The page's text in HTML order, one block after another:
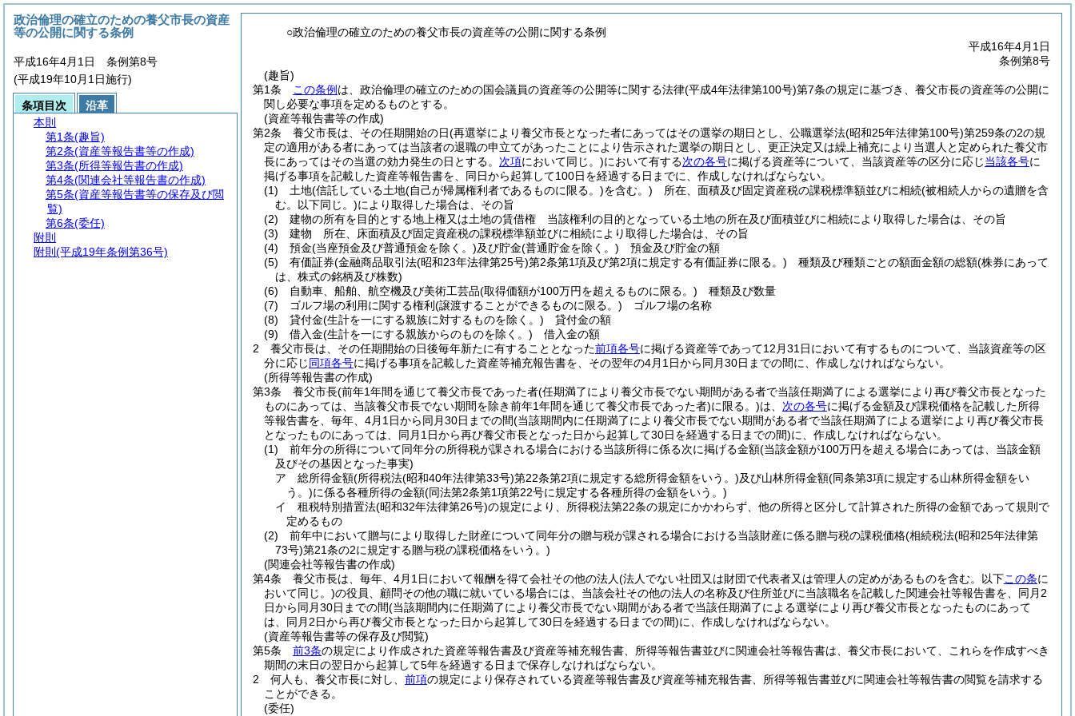
○政治倫理の確立のための養父市長の資産等の公開に関する条例
平成16年4月1日
条例第8号
(趣旨)
第1条
この条例 は、政治倫理の確立のための国会議員の資産等の公開等に関する法律(平成4年法律第100号)第7条の規定に基づき、養父市長の資産等の公開に
関し必要な事項を定めるものとする。
(資産等報告書等の作成)
第2条
養父市長は、その任期開始の日(再選挙により養父市長となった者にあってはその選挙の期日とし、公職選挙法(昭和25年法律第100号)第259条の2の規
定の適用がある者にあっては当該者の退職の申立てがあったことにより告示された選挙の期日とし、更正決定又は繰上補充により当選人と定められた養父市
長にあってはその当選の効力発生の日とする。 次項において同じ。)において有する次の各号に掲げる資産等について、当該資産等の区分に応じ当該各号に
掲げる事項を記載した資産等報告書を、同日から起算して100日を経過する日までに、作成しなければならない。
(1)
土地(信託している土地(自己が帰属権利者であるものに限る。)を含む。) 所在、面積及び固定資産税の課税標準額並びに相続(被相続人からの遺贈を含
む。以下同じ。)により取得した場合は、その旨
(2)
建物の所有を目的とする地上権又は土地の賃借権 当該権利の目的となっている土地の所在及び面積並びに相続により取得した場合は、その旨
(3)
建物 所在、床面積及び固定資産税の課税標準額並びに相続により取得した場合は、その旨
(4)
預金(当座預金及び普通預金を除く。)及び貯金(普通貯金を除く。) 預金及び貯金の額
(5)
有価証券(金融商品取引法(昭和23年法律第25号)第2条第1項及び第2項に規定する有価証券に限る。) 種類及び種類ごとの額面金額の総額(株券にあって
は、株式の銘柄及び株数)
(6)
自動車、船舶、航空機及び美術工芸品(取得価額が100万円を超えるものに限る。) 種類及び数量
(7)
ゴルフ場の利用に関する権利 (譲渡することができるものに限る。) ゴルフ場の名称
(8)
貸付金(生計を一にする親族に対するものを除く。) 貸付金の額
(9)
借入金(生計を一にする親族からのものを除く。) 借入金の額
2
養父市長は、その任期開始の日後毎年新たに有することとなった前項各号に掲げる資産等であって12月31日において有するものについて、当該資産等の区
分に応じ同項各号に掲げる事項を記載した資産等補充報告書を、その翌年の4月1日から同月30日までの間に、作成しなければならない。
(所得等報告書の作成)
第3条
養父市長(前年1年間を通じて養父市長であった者(任期満了により養父市長でない期間がある者で当該任期満了による選挙により再び養父市長となった
ものにあっては、当該養父市長でない期間を除き前年1年間を通じて養父市長であった者)に限る。)は、 次の各号に掲げる金額及び課税価格を記載した所得
等報告書を、毎年、4月1日から同月30日までの間(当該期間内に任期満了により養父市長でない期間がある者で当該任期満了による選挙により再び養父市長
となったものにあっては、同月1日から再び養父市長となった日から起算して30日を経過する日までの間)に、作成しなければならない。
(1)
前年分の所得について同年分の所得税が課される場合における当該所得に係る次に掲げる金額(当該金額が100万円を超える場合にあっては、当該金額
及びその基因となった事実)
ア
総所得金額(所得税法(昭和40年法律第33号)第22条第2項に規定する総所得金額をいう。)及び山林所得金額(同条第3項に規定する山林所得金額をい
う。)に係る各種所得の金額(同法第2条第1項第22号に規定する各種所得の金額をいう。)
イ
租税特別措置法(昭和32年法律第26号)の規定により、所得税法第22条の規定にかかわらず、他の所得と区分して計算された所得の金額であって規則で
定めるもの
(2)
前年中において贈与により取得した財産について同年分の贈与税が課される場合における当該財産に係る贈与税の課税価格(相続税法(昭和25年法律第
73号)第21条の2に規定する贈与税の課税価格をいう。)
(関連会社等報告書の作成)
第4条
養父市長は、毎年、4月1日において報酬を得て会社その他の法人(法人でない社団又は財団で代表者又は管理人の定めがあるものを含む。以下この条に
おいて同じ。)の役員、顧問その他の職に就いている場合には、当該会社その他の法人の名称及び住所並びに当該職名を記載した関連会社等報告書を、同月2
日から同月30日までの間(当該期間内に任期満了により養父市長でない期間がある者で当該任期満了による選挙により再び養父市長となったものにあって
は、同月2日から再び養父市長となった日から起算して30日を経過する日までの間)に、作成しなければならない。
(資産等報告書等の保存及び閲覧)
第5条
前3条の規定により作成された資産等報告書及び資産等補充報告書、所得等報告書並びに関連会社等報告書は、養父市長において、これらを作成すべき
期間の末日の翌日から起算して5年を経過する日まで保存しなければならない。
2
何人も、養父市長に対し、 前項の規定により保存されている資産等報告書及び資産等補充報告書、所得等報告書並びに関連会社等報告書の閲覧を請求する
ことができる。
(委任)
政治倫理の確立のための養父市長の資産
等の公開に関する条例
平成16年4月1日 条例第8号
(平成19年10月1日施行)
条項目次
沿革
本則
第1条(趣旨)
第2条(資産等報告書等の作成)
第3条(所得等報告書の作成)
第4条(関連会社等報告書の作成)
第5条(資産等報告書等の保存及び閲
覧)
第6条(委任)
附則
附則 (平成19年条例第36号)